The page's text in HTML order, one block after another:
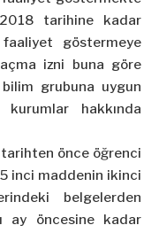
2018 tarihine kadar
göstermeye
izni buna göre
grubuna uygun
hakkında
önce öğrenci
inci maddenin ikinci
belgelerden
ay öncesine kadar